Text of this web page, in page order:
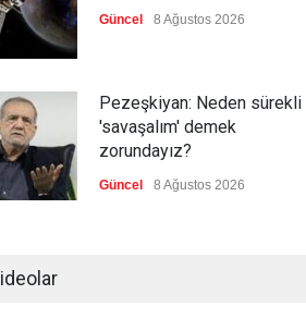
Güncel 8 Ağustos 2026
Pezeşkiyan: Neden sürekli
'savaşalım' demek
zorundayız?
Güncel 8 Ağustos 2026